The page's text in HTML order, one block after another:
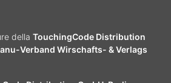
della TouchingCode Distribution
Verband Wirschafts- & Verlags